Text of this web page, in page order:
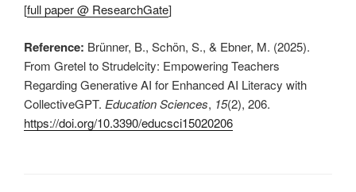
[full paper @ ResearchGate]
Reference: Brünner, B., Schön, S., & Ebner, M. (2025).
From Gretel to Strudelcity: Empowering Teachers
Regarding Generative AI for Enhanced AI Literacy with
CollectiveGPT. Education Sciences, 15(2), 206.
https://doi.org/10.3390/educsci15020206